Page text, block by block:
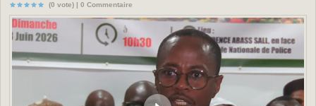
(0 vote) | 0 Commentaire